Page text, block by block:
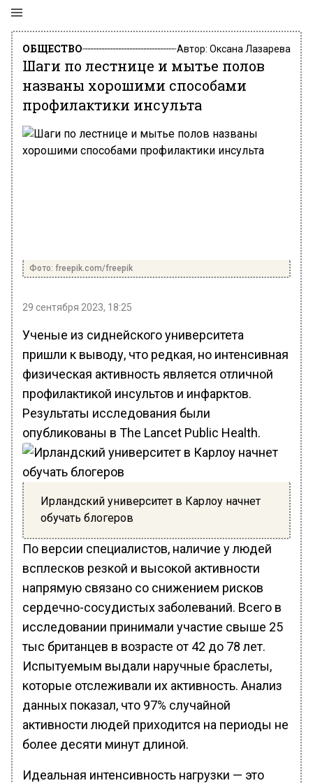
ОБЩЕСТВО Автор: Оксана Лазарева
Шаги по лестнице и мытье полов
названы хорошими способами
профилактики инсульта
Фото: freepik.com/freepik
29 сентября 2023, 18:25
Ученые из сиднейского университета
пришли к выводу, что редкая, но интенсивная
физическая активность является отличной
профилактикой инсультов и инфарктов.
Результаты исследования были
опубликованы в The Lancet Public Health.
Ирландский университет в Карлоу начнет
обучать блогеров
По версии специалистов, наличие у людей
всплесков резкой и высокой активности
напрямую связано со снижением рисков
сердечно-сосудистых заболеваний. Всего в
исследовании принимали участие свыше 25
тыс британцев в возрасте от 42 до 78 лет.
Испытуемым выдали наручные браслеты,
которые отслеживали их активность. Анализ
данных показал, что 97% случайной
активности людей приходится на периоды не
более десяти минут длиной.
Идеальная интенсивность нагрузки — это